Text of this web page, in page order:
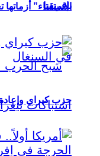
بإفريقيا
الاستفتاء” أزماتها
حزب كيراي